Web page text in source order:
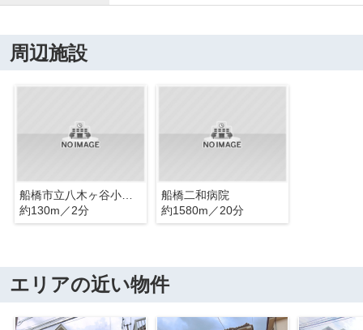
周辺施設
船橋市立八木ヶ谷小学校
約130m／2分
船橋二和病院
約1580m／20分
エリアの近い物件